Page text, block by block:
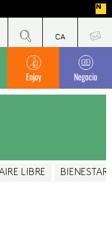
Enjoy Negocio
LIBRE BIENESTAR